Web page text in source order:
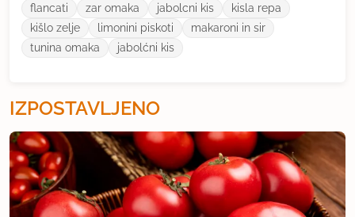
flancati
zar omaka jabolcni kis
kisla repa
kišlo zelje
limonini piskoti
makaroni in sir
tunina omaka
jabolćni kis
IZPOSTAVLJENO